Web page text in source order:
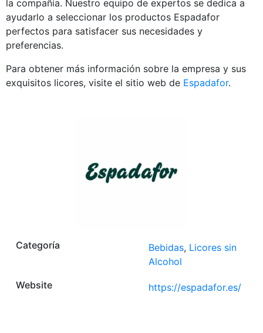
la compañía. Nuestro equipo de expertos se dedica a
ayudarlo a seleccionar los productos Espadafor
perfectos para satisfacer sus necesidades y
preferencias.
Para obtener más información sobre la empresa y sus
exquisitos licores, visite el sitio web de Espadafor.
Categoría Bebidas, Licores sin
Alcohol
Website
https://espadafor.es/